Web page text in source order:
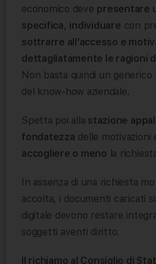
economico deve presentare
specifica, individuare con
sottrarre all’accesso e
dettagliatamente le ragioni
Non basta quindi un generico
del know-how aziendale.
Spetta poi alla stazione
fondatezza delle motivazioni
accogliere o meno la
In assenza di una richiesta
accolta, i documenti caricati
digitale devono restare
soggetti aventi diritto.
Il richiamo al Consiglio di